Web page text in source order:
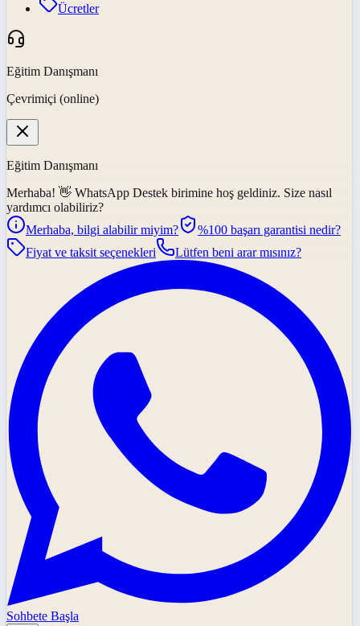
Ücretler
Eğitim Danışmanı
Çevrimiçi (online)
Eğitim Danışmanı
Merhaba! 👋 WhatsApp Destek birimine hoş geldiniz. Size nasıl
yardımcı olabiliriz?
Merhaba, bilgi alabilir miyim?
%100 başarı garantisi nedir?
Fiyat ve taksit seçenekleri
Lütfen beni arar mısınız?
Sohbete Başla